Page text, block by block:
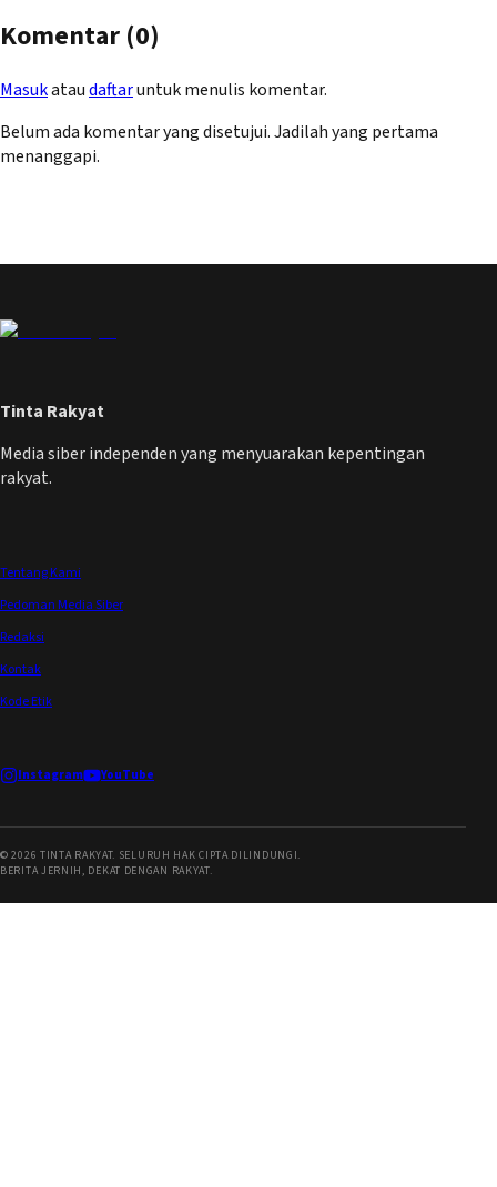
Komentar (0)
Masukataudaftaruntuk menulis komentar.
Belum ada komentar yang disetujui. Jadilah yang pertama
menanggapi.
Tinta Rakyat
Media siber independen yang menyuarakan kepentingan
rakyat.
Tentang Kami
Pedoman Media Siber
Redaksi
Kontak
Kode Etik
Instagram YouTube
©2026 TINTA RAKYAT. SELURUH HAK CIPTA DILINDUNGI.
BERITA JERNIH, DEKAT DENGAN RAKYAT.